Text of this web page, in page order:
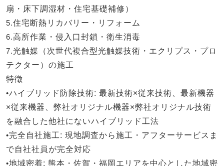
扇・床下調湿材・住宅基礎補修）
5.住宅断熱リカバリー・リフォーム
6.高所作業・侵入口封鎖・衛生消毒
7.光触媒（次世代複合型光触媒技術・エクリプス・プロ
テクター）の施工
特徴
•ハイブリッド防除技術: 最新技術×従来技術、最新機器
×従来機器、弊社オリジナル機器×弊社オリジナル技術
を融合した他社にないハイブリッド工法
•完全自社施工: 現地調査から施工・アフターサービスま
で自社社員が完全対応
•地域密着: 熊本・佐賀・福岡エリアを中心とした地域密